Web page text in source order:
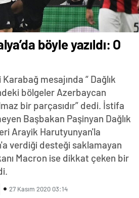
böyle yazıldı: O
mesajında “ Dağlık
bölgeler Azerbaycan
bir parçasıdır” dedi. İstifa
Başbakan Paşinyan Dağlık
Arayik Harutyunyan'la
verdiği desteği saklamayan
Macron ise dikkat çeken bir
27 Kasım 2020 03:14